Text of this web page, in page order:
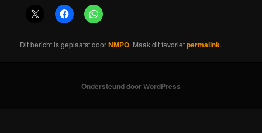
Dit bericht is geplaatst doorNMPO. Maak dit favorietpermalink.
Ondersteund door WordPress